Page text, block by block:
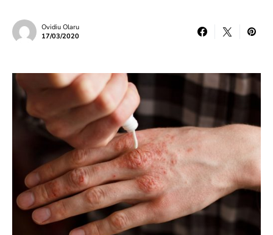
Ovidiu Olaru
17/03/2020